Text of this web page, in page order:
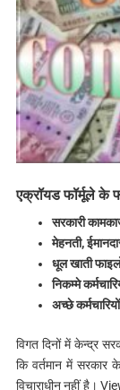
एक्रॉयड फॉर्मूले के
सरकारी
मेहनती,
धूल खाती
निकम्‍मे
अच्‍छे
विगत दिनों में केन्‍द्र
कि वर्तमान में
विचाराधीन नहीं है।